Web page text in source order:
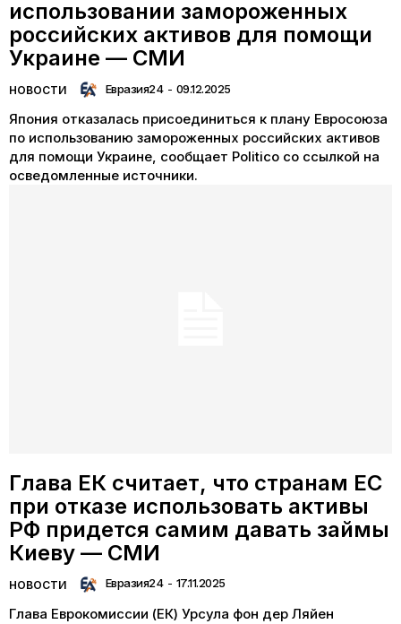
использовании замороженных
российских активов для помощи
Украине — СМИ
НОВОСТИ Евразия24 - 09.12.2025
Япония отказалась присоединиться к плану Евросоюза
по использованию замороженных российских активов
для помощи Украине, сообщает Politico со ссылкой на
осведомленные источники.
Глава ЕК считает, что странам ЕС
при отказе использовать активы
РФ придется самим давать займы
Киеву — СМИ
НОВОСТИ Евразия24 - 17.11.2025
Глава Еврокомиссии (ЕК) Урсула фон дер Ляйен